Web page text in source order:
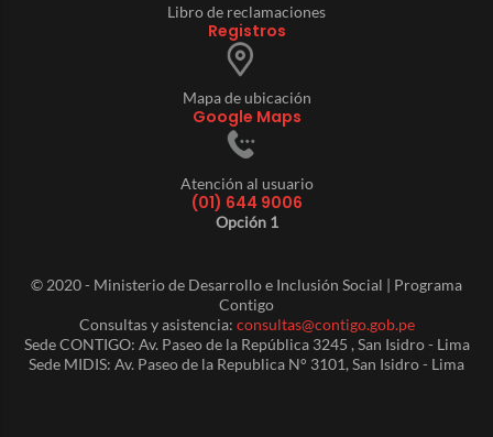
Libro de reclamaciones
Registros
Mapa de ubicación
Google Maps
Atención al usuario
(01) 644 9006
Opción 1
© 2020 - Ministerio de Desarrollo e Inclusión Social | Programa
Contigo
Consultas y asistencia: consultas@contigo.gob.pe
Sede CONTIGO: Av. Paseo de la República 3245 , San Isidro - Lima
Sede MIDIS: Av. Paseo de la Republica N° 3101, San Isidro - Lima